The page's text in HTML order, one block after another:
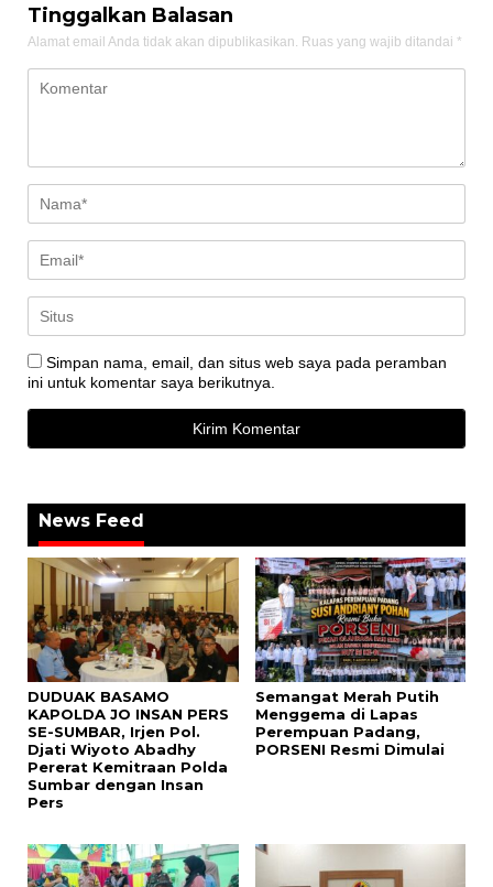
Tinggalkan Balasan
Alamat email Anda tidak akan dipublikasikan. Ruas yang wajib ditandai *
Simpan nama, email, dan situs web saya pada peramban
ini untuk komentar saya berikutnya.
News Feed
DUDUAK BASAMO
KAPOLDA JO INSAN PERS
SE-SUMBAR, Irjen Pol.
Djati Wiyoto Abadhy
Pererat Kemitraan Polda
Sumbar dengan Insan
Pers
Semangat Merah Putih
Menggema di Lapas
Perempuan Padang,
PORSENI Resmi Dimulai